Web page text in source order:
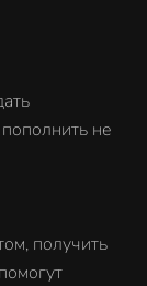
не
получить